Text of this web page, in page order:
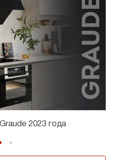
2023 года